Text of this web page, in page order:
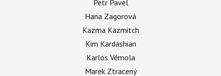
Petr Pavel
Hana Zagorová
Kazma Kazmitch
Kim Kardashian
Karlos Vémola
Marek Ztracený